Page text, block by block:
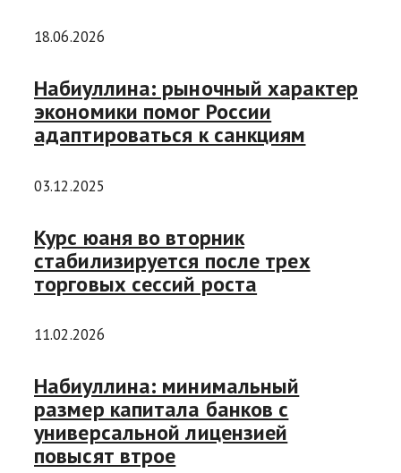
18.06.2026
Набиуллина: рыночный характер
экономики помог России
адаптироваться к санкциям
03.12.2025
Курс юаня во вторник
стабилизируется после трех
торговых сессий роста
11.02.2026
Набиуллина: минимальный
размер капитала банков с
универсальной лицензией
повысят втрое